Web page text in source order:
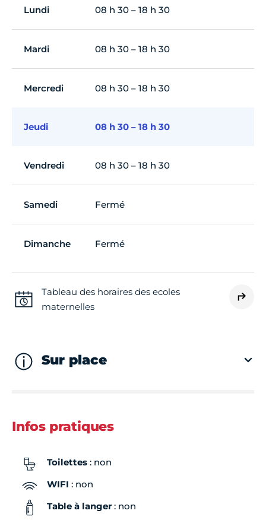
Lundi 08 h 30 – 18 h 30
Mardi 08 h 30 – 18 h 30
Mercredi 08 h 30 – 18 h 30
Jeudi 08 h 30 – 18 h 30
Vendredi 08 h 30 – 18 h 30
Samedi Fermé
Dimanche Fermé
Tableau des horaires des ecoles
maternelles
Sur place
Infos pratiques
Toilettes : non
WIFI : non
Table à langer: non